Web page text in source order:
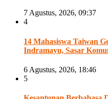
7 Agustus, 2026, 09:37
4
14 Mahasiswa Taiwan
Indramayu, Sasar
6 Agustus, 2026, 18:46
5